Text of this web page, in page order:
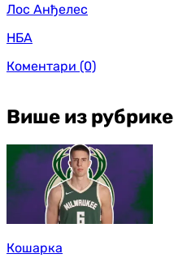
Лос Анђелес
НБА
Коментари (0)
Више из рубрике
Кошарка